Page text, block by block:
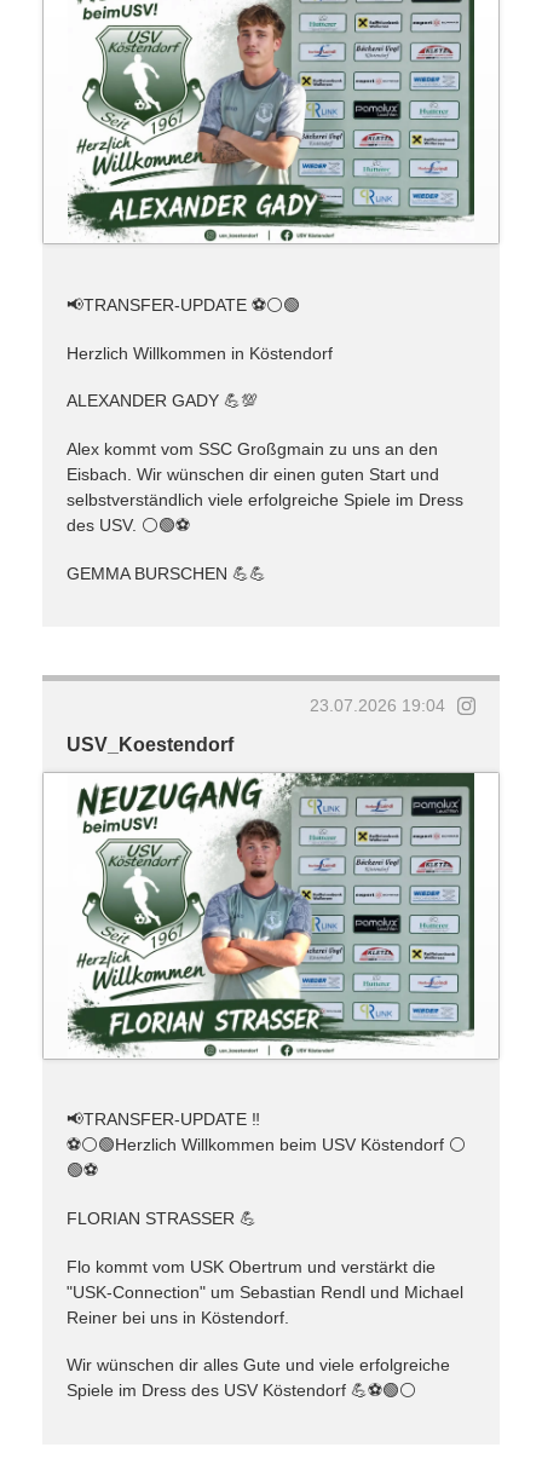
📢TRANSFER-UPDATE ⚽️⚪️🟢
Herzlich Willkommen in Köstendorf
ALEXANDER GADY 💪💯
Alex kommt vom SSC Großgmain zu uns an den
Eisbach. Wir wünschen dir einen guten Start und
selbstverständlich viele erfolgreiche Spiele im Dress
des USV. ⚪️🟢⚽️
GEMMA BURSCHEN 💪💪
23.07.2026 19:04
USV_Koestendorf
📢TRANSFER-UPDATE ‼️
⚽️⚪️🟢Herzlich Willkommen beim USV Köstendorf ⚪️
🟢⚽️
FLORIAN STRASSER 💪
Flo kommt vom USK Obertrum und verstärkt die
"USK-Connection" um Sebastian Rendl und Michael
Reiner bei uns in Köstendorf.
Wir wünschen dir alles Gute und viele erfolgreiche
Spiele im Dress des USV Köstendorf 💪⚽️🟢⚪️